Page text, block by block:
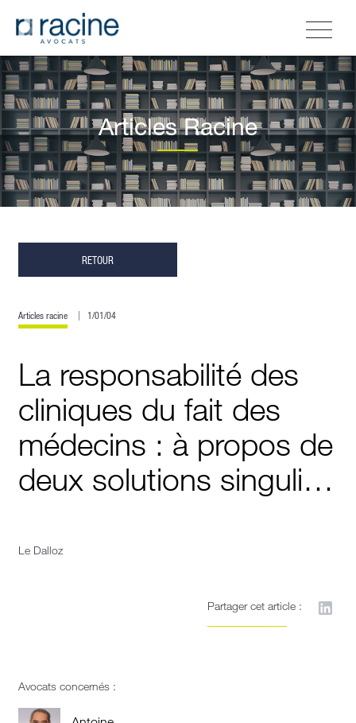
Articles Racine
RETOUR
Articles racine 1/01/04
La responsabilité des
cliniques du fait des
médecins : à propos de
deux solutions singuli…
Le Dalloz
Partager cet article :
Avocats concernés :